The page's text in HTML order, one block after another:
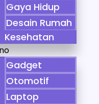
Gaya Hidup
Desain Rumah
Kesehatan
Gadget
Otomotif
Laptop